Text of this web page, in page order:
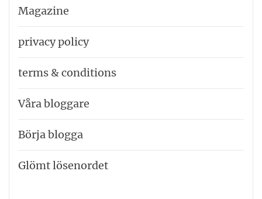
Magazine
privacy policy
terms & conditions
Våra bloggare
Börja blogga
Glömt lösenordet